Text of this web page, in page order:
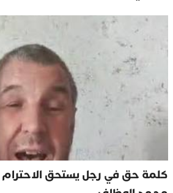
كلمة حق في رجل يستحق الاحترام